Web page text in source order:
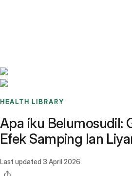
HEALTH LIBRARY
Apa iku Belumosudil:
Efek Samping lan
Last updated 3 April 2026